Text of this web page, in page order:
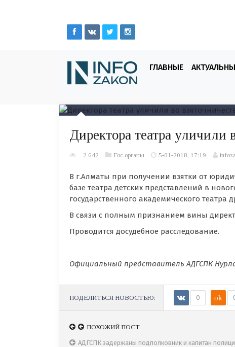
ГЛАВНЫЕ
Директора театра уличили
2 642 Гос.органы 5-01-2018, 17:19
В г.Алматы при получении взятки от
базе театра детских представлений в
государственного академического театра
В связи с полным признанием вины
Проводится досудебное расследование.
Официальный представитель АДГСПК
ПОДЕЛИТЬСЯ НОВОСТЬЮ: 0 ok
ПОХОЖИЙ ПОСТ
АДГСПК задержаны подполковник и капитан